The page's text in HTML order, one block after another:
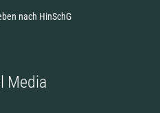
nach HinSchG
Media